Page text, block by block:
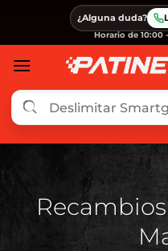
contenido
¿Alguna duda?
Horario de 10:00